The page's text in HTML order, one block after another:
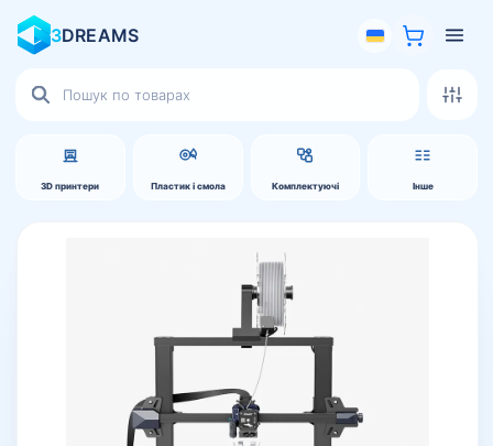
3DREAMS
3D принтери Пластик і смола Комплектуючі Інше
товарів